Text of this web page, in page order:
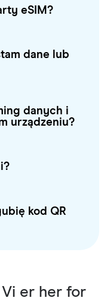
eSIM?
dane lub
danych i
urządzeniu?
kod QR
er her for